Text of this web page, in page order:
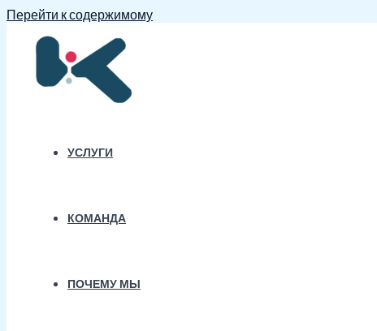
Перейти к содержимому
УСЛУГИ
КОМАНДА
ПОЧЕМУ МЫ